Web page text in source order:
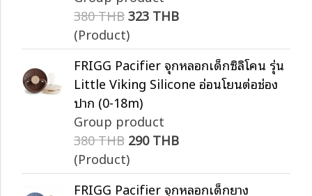
380 THB323 THB
(Product)
FRIGG Pacifier จุกหลอกเด็กซิลิโคน รุ่น
Little Viking Silicone อ่อนโยนต่อช่อง
ปาก (0-18m)
Group product
380 THB 290 THB
(Product)
FRIGG Pacifier จุกหลอกเด็กยาง